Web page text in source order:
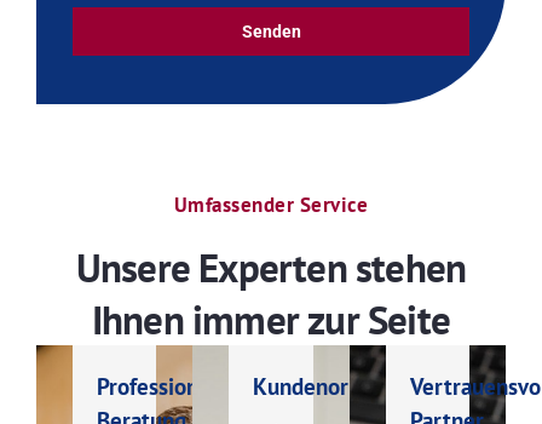
Senden
Umfassender Service
Unsere Experten stehen
Ihnen immer zur Seite
Professionelle
Kundenorientiert